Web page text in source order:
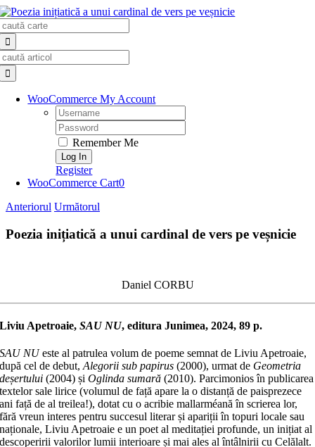
Skip
to
content
WooCommerce My Account
Username:
Password:
Remember Me
Register
WooCommerce Cart0
Anteriorul Următorul
Poezia inițiatică a unui cardinal de vers pe veșnicie
Daniel CORBU
Liviu Apetroaie,SAU NU, editura Junimea, 2024, 89 p.
SAU NUeste al patrulea volum de poeme semnat de Liviu Apetroaie,
după cel de debut,Alegorii sub papirus (2000), urmat de Geometria
deșertului (2004) șiOglinda sumară (2010). Parcimonios în publicarea
textelor sale lirice (volumul de față apare la o distanță de paisprezece
ani față de al treilea!), dotat cu o acribie mallarméană în scrierea lor,
fără vreun interes pentru succesul literar și apariții în topuri locale sau
naționale, Liviu Apetroaie e un poet al meditației profunde, un inițiat al
descoperirii valorilor lumii interioare și mai ales al întâlnirii cu Celălalt.